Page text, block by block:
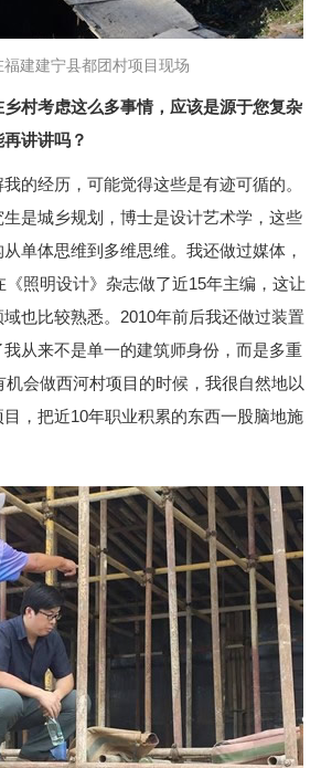
福建建宁县都团村项目现场
村考虑这么多事情，应该是源于您复杂
讲讲吗？
的经历，可能觉得这些是有迹可循的。
是城乡规划，博士是设计艺术学，这些
单体思维到多维思维。我还做过媒体，
《照明设计》杂志做了近15年主编，这让
也比较熟悉。2010年前后我还做过装置
从来不是单一的建筑师身份，而是多重
机会做西河村项目的时候，我很自然地以
，把近10年职业积累的东西一股脑地施